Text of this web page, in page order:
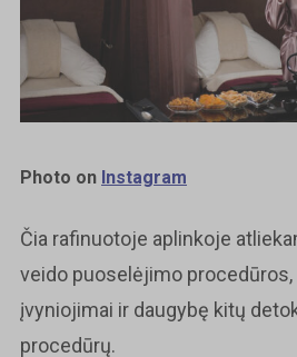
Photo on Instagram
Čia rafinuotoje aplinkoje
veido puoselėjimo procedūros,
įvyniojimai ir daugybę kitų
procedūrų.